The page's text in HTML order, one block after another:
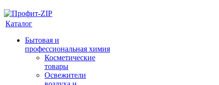
Каталог
Бытовая и
профессиональная химия
Косметические
товары
Освежители